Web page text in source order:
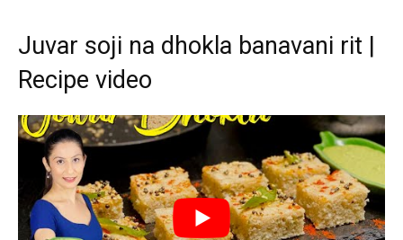
Juvar soji na dhokla banavani rit |
Recipe video